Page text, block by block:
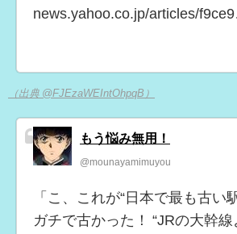
news.yahoo.co.jp/articles/
（出典 @FJEzaWEIntOhpqB）
もう悩み無用！
@mounayamimuyou
「こ、これが“日本で最も古い
ガチで古かった！ “JRの大幹線